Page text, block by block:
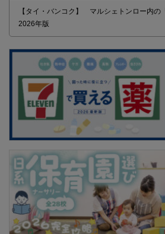
【タイ・バンコク】 マルシェトンロー内の
2026年版